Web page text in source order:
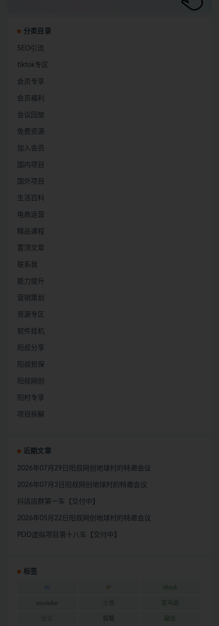
分类目录
SEO引流
tiktok专区
会员专享
会员福利
会议回放
免费资源
加入会员
国内项目
国外项目
生活百科
电商运营
精品课程
置顶文章
联系我
能力提升
营销策划
资源专区
软件挂机
阳叔分享
阳叔担保
阳叔网创
阳村专享
项目拆解
近期文章
2026年07月29日阳叔网创地球村的特邀会议
2026年07月3日阳叔网创地球村的特邀会议
抖店店群第一车【交付中】
2026年05月22日阳叔网创地球村的特邀会议
PDD虚拟项目第十八车【交付中】
标签
AI IP tiktok
youtube 亚马逊
剪辑 副业